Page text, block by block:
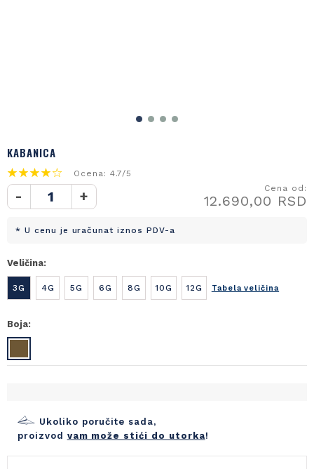
KABANICA
Ocena: 4.7/5
- + Cena od:
12.690,00 RSD
* U cenu je uračunat iznos PDV-a
Veličina:
3G 4G 5G 6G 8G 10G 12G Tabela veličina
Boja:
Ukoliko poručite sada,
proizvod vam može stići do utorka!